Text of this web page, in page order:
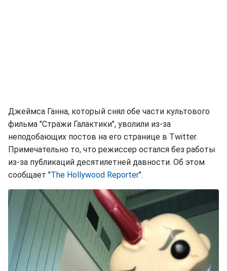
Джеймса Ганна, который снял обе части культового
фильма "Стражи Галактики", уволили из-за
неподобающих постов на его странице в Twitter.
Примечательно то, что режиссер остался без работы
из-за публикаций десятилетней давности. Об этом
сообщает "The Hollywood Reporter".